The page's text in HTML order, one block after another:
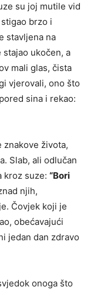
su joj mutile vid
brzo i
stavljena na
ukočen, a
mali glas, čista
vjerovali, ono što
sina i rekao:
znakove života,
Slab, ali odlučan
kroz suze: “Bori
njih,
Čovjek koji je
obećavajući
jedan dan zdravo
onoga što